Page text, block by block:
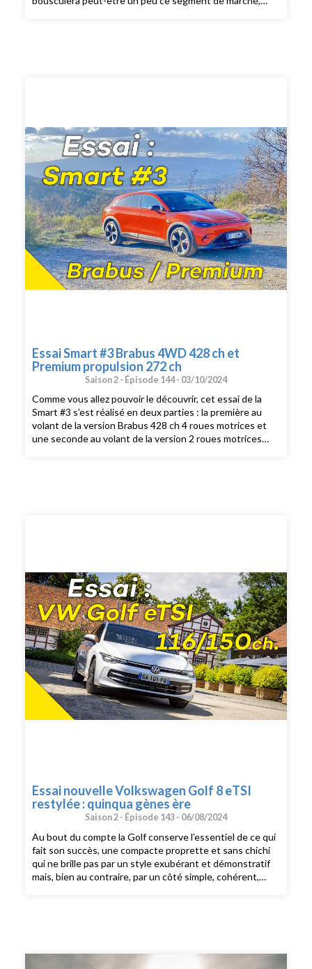
Essai Smart #3 Brabus 4WD 428 ch et
Premium propulsion 272 ch
Saison 2 - Épisode 144 - 03/10/2024
Comme vous allez pouvoir le découvrir, cet essai de la
Smart #3 s’est réalisé en deux parties : la première au
volant de la version Brabus 428 ch 4 roues motrices et
une seconde au volant de la version 2 roues motrices
Essai nouvelle Volkswagen Golf 8 eTSI
restylée : quinqua gènes ère
Saison 2 - Épisode 143 - 06/08/2024
Au bout du compte la Golf conserve l’essentiel de ce qui
fait son succès, une compacte proprette et sans chichi
qui ne brille pas par un style exubérant et démonstratif
mais, bien au contraire, par un côté simple, cohérent,